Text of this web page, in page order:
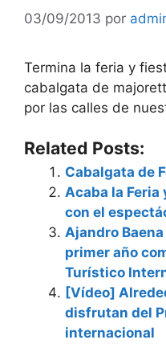
03/09/2013 por
Termina la feria y
cabalgata de
por las calles de
Related Posts:
Cabalgata de
Acaba la Feria
con el
Ajandro
primer año
Turístico
[Vídeo]
disfrutan del
internacional